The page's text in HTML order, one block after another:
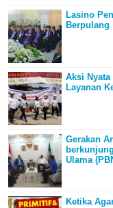
Lasino
Berpulang
Aksi Nyata
Layanan
Gerakan
Ulama
Ketika